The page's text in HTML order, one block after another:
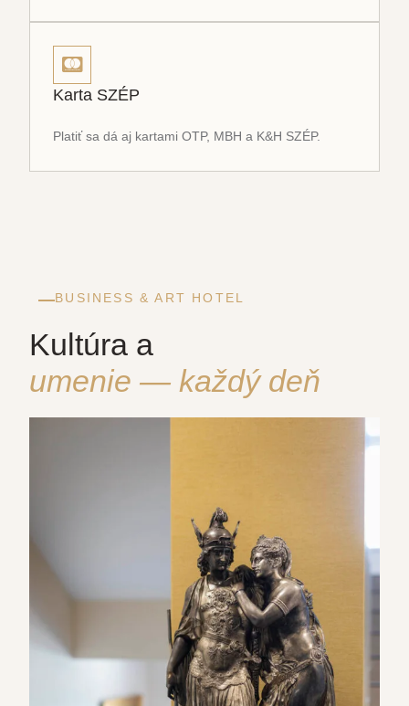
Karta SZÉP
Platiť sa dá aj kartami OTP, MBH a K&H SZÉP.
BUSINESS & ART HOTEL
Kultúra a
umenie — každý deň